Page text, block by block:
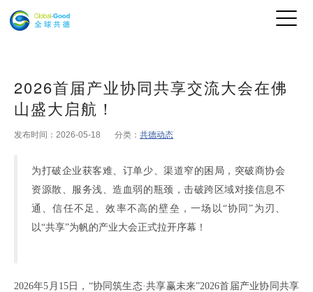
2026首届产业协同共享交流大会在佛
山盛大启航！
发布时间：2026-05-18 分类： 共德动态
为打破企业获客难、订单少、渠道窄的困局，突破商协会
资源散、服务浅、造血弱的瓶颈，击破跨区域对接信息不
通、信任不足、效率不高的壁垒，一场以“协同”为刃、
以“共享”为帆的产业大会正式拉开序幕！
2026年5月15日，“协同筑生态·共享赢未来”2026首届产业协同共享